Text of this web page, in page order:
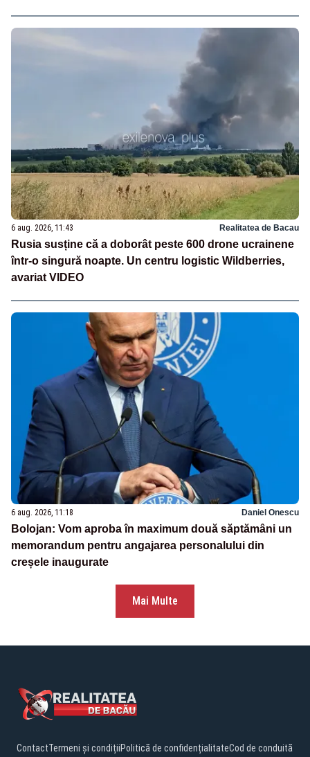
6 aug. 2026, 11:43 Realitatea de Bacau
Rusia susține că a doborât peste 600 drone ucrainene
într-o singură noapte. Un centru logistic Wildberries,
avariat VIDEO
6 aug. 2026, 11:18 Daniel Onescu
Bolojan: Vom aproba în maximum două săptămâni un
memorandum pentru angajarea personalului din
creșele inaugurate
Mai Multe
ContactTermeni și condițiiPolitică de confidențialitateCod de conduită